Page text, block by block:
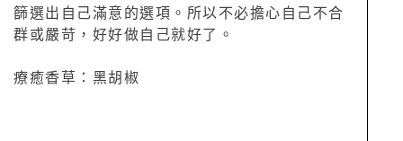
篩選出自己滿意的選項。所以不必擔心自己不合
群或嚴苛，好好做自己就好了。
療癒香草：黑胡椒